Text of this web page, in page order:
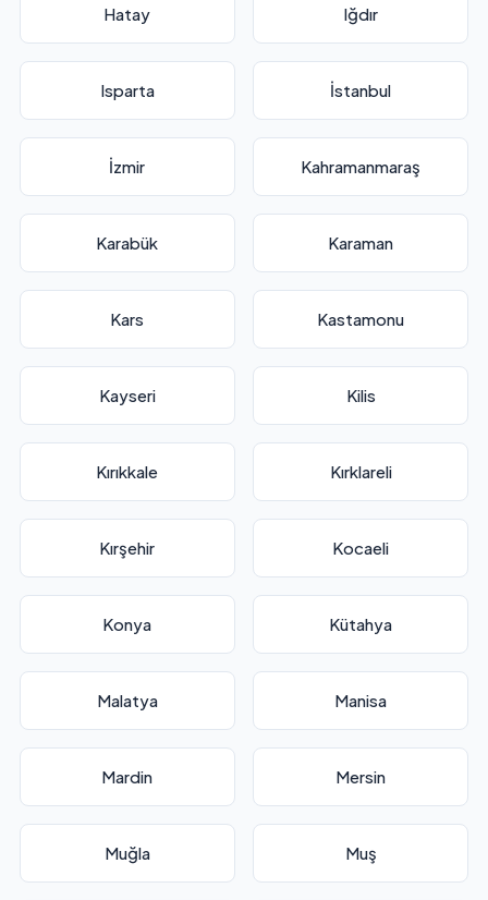
Hatay Iğdır
Isparta İstanbul
İzmir Kahramanmaraş
Karabük Karaman
Kars Kastamonu
Kayseri Kilis
Kırıkkale Kırklareli
Kırşehir Kocaeli
Konya Kütahya
Malatya Manisa
Mardin Mersin
Muğla Muş